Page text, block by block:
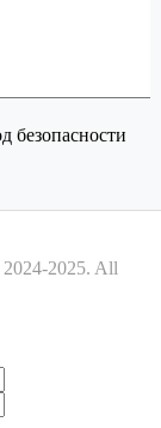
2024-2025. All